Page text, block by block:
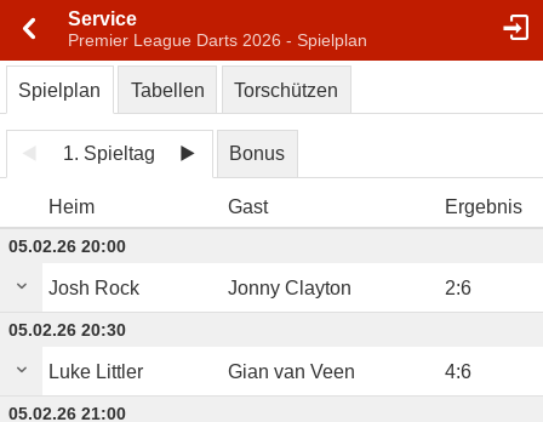
Service
Premier League Darts 2026 - Spielplan
Spielplan Tabellen Torschützen
1. Spieltag Bonus
Heim Gast Ergebnis
05.02.26 20:00
Josh Rock Jonny Clayton 2:6
05.02.26 20:30
Luke Littler Gian van Veen 4:6
05.02.26 21:00